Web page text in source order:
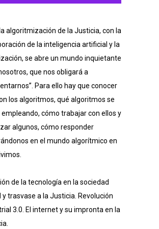
algoritmización de la Justicia, con la
de la inteligencia artificial y la
se abre un mundo inquietante
que nos obligará a
Para ello hay que conocer
los algoritmos, qué algoritmos se
cómo trabajar con ellos y
algunos, cómo responder
en el mundo algorítmico en
de la tecnología en la sociedad
y trasvase a la Justicia. Revolución
3.0. El internet y su impronta en la